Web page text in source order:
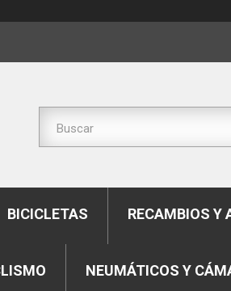
BICICLETAS RECAMBIOS Y
NEUMÁTICOS Y